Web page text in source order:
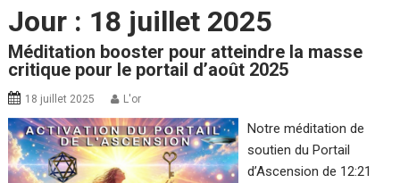
Jour : 18 juillet 2025
Méditation booster pour atteindre la masse
critique pour le portail d’août 2025
18 juillet 2025 L'or
Notre méditation de
soutien du Portail
d’Ascension de 12:21